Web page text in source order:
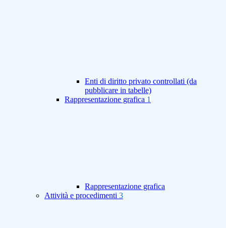
Enti di diritto privato controllati (da
pubblicare in tabelle)
Rappresentazione grafica 1
Rappresentazione grafica
Attività e procedimenti 3